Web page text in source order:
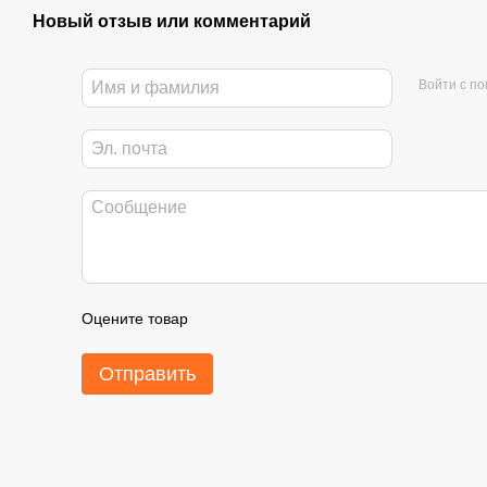
Новый отзыв или комментарий
Войти с
Оцените товар
Отправить